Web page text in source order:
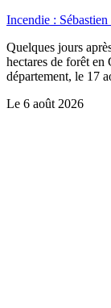
Incendie :
Quelques jours
hectares de forêt en
département, le 17
Le 6 août 2026